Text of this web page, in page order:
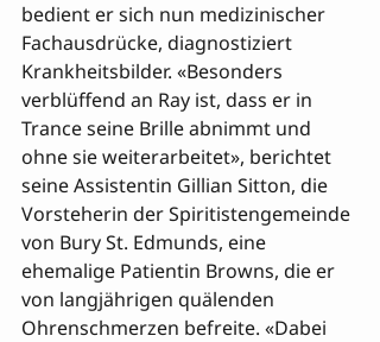
bedient er sich nun medizinischer
Fachausdrücke, diagnostiziert
Krankheitsbilder. «Besonders
verblüffend an Ray ist, dass er in
Trance seine Brille abnimmt und
ohne sie weiterarbeitet», berichtet
seine Assistentin Gillian Sitton, die
Vorsteherin der Spiritistengemeinde
von Bury St. Edmunds, eine
ehemalige Patientin Browns, die er
von langjährigen quälenden
Ohrenschmerzen befreite. «Dabei